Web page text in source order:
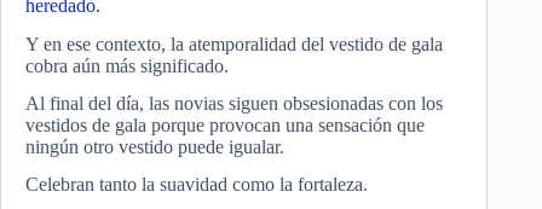
heredado.
Y en ese contexto, la atemporalidad del vestido de gala
cobra aún más significado.
Al final del día, las novias siguen obsesionadas con los
vestidos de gala porque provocan una sensación que
ningún otro vestido puede igualar.
Celebran tanto la suavidad como la fortaleza.